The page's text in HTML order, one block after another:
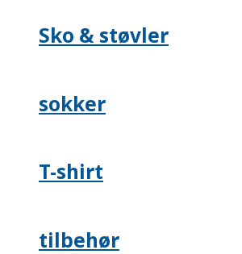
Sko & støvler
sokker
T-shirt
tilbehør